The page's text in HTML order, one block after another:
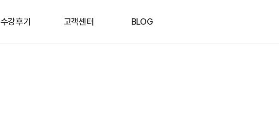
수강후기 고객센터 BLOG